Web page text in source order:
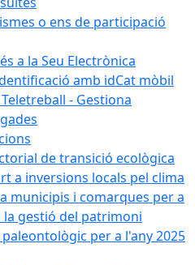
o ens de participació
a la Seu Electrònica
amb idCat mòbil
- Gestiona
de transició ecològica
a inversions locals pel clima
municipis i comarques per a
la gestió del patrimoni
per a l'any 2025